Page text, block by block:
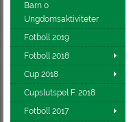
Barn o
Ungdomsaktiviteter
Fotboll 2019
Fotboll 2018
Cup 2018
Cupslutspel F. 2018
Fotboll 2017